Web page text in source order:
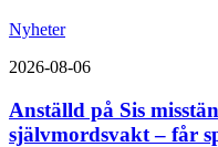
Nyheter
2026-08-06
Anställd på Sis
självmordsvakt – får